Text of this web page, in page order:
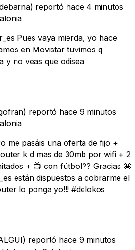
reportó hace 4 minutos
Pues vaya mierda, yo hace
en Movistar tuvimos q
y no veas que odisea
reportó hace 9 minutos
me pasáis una oferta de fijo +
k d mas de 30mb por wifi + 2
+ 📺 con fútbol?? Gracias 🤩
están dispuestos a cobrarme el
lo ponga yo!!! #delokos
reportó hace 9 minutos